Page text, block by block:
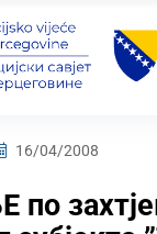
16/04/2008